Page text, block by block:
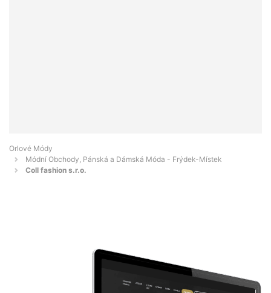
Orlové Módy
Módní Obchody, Pánská a Dámská Móda - Frýdek-Místek
Coll fashion s.r.o.